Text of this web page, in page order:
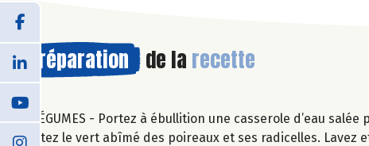
Préparation de la recette
LÉGUMES - Portez à ébullition une casserole d’eau
Ôtez le vert abîmé des poireaux et ses radicelles.